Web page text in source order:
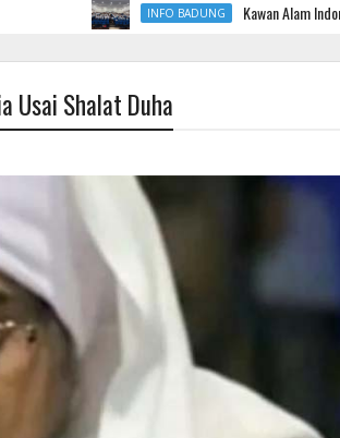
INFO BADUNG Kawan Alam Indonesia
Usai Shalat Duha